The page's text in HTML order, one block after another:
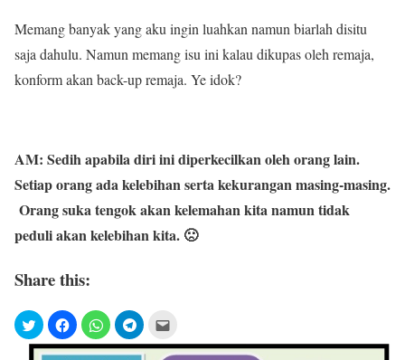
Memang banyak yang aku ingin luahkan namun biarlah disitu
saja dahulu. Namun memang isu ini kalau dikupas oleh remaja,
konform akan back-up remaja. Ye idok?
AM: Sedih apabila diri ini diperkecilkan oleh orang lain.
Setiap orang ada kelebihan serta kekurangan masing-masing.
Orang suka tengok akan kelemahan kita namun tidak
peduli akan kelebihan kita. 🙁
Share this: